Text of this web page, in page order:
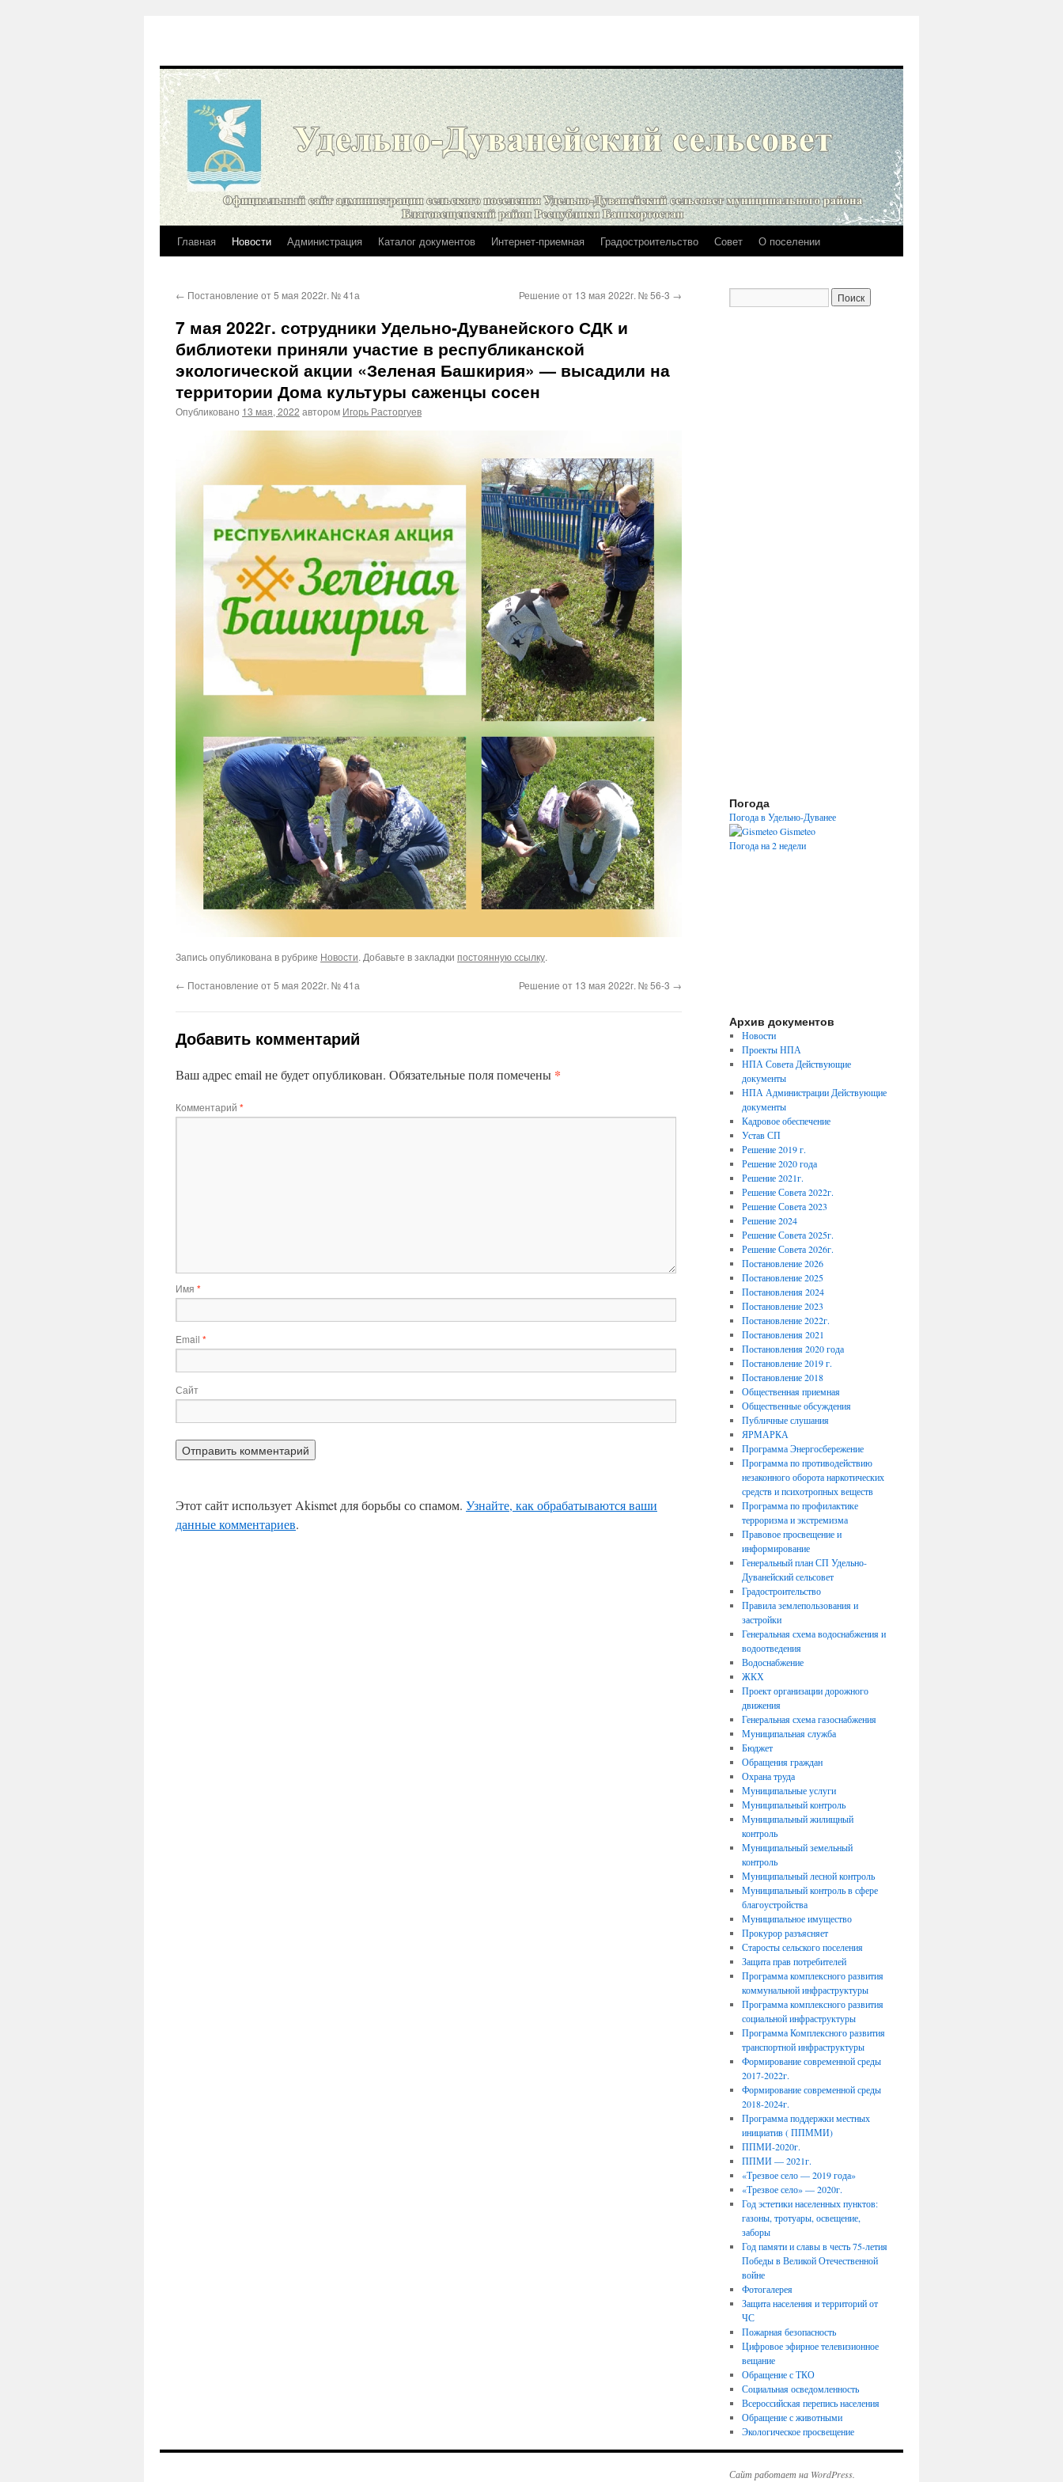
Перейти
содержимому
Главная Новости Администрация Каталог документов Интернет-приемная Градостроительство Совет О поселении
← Постановление от 5 мая 2022г. № 41а Решение от 13 мая 2022г. № 56-3 →
7 мая 2022г. сотрудники Удельно-Дуванейского СДК и
библиотеки приняли участие в республиканской
экологической акции «Зеленая Башкирия» — высадили на
территории Дома культуры саженцы сосен
Опубликовано 13 мая, 2022 автором Игорь Расторгуев
Запись опубликована в рубрике Новости. Добавьте в закладки постоянную ссылку.
← Постановление от 5 мая 2022г. № 41а Решение от 13 мая 2022г. № 56-3 →
Добавить комментарий
Ваш адрес email не будет опубликован. Обязательные поля помечены *
Комментарий *
Имя *
Email *
Сайт
Этот сайт использует Akismet для борьбы со спамом. Узнайте, как обрабатываются ваши
данные комментариев.
Погода
Погода в Удельно-Дуванее
Gismeteo
Погода на 2 недели
Архив документов
Новости
Проекты НПА
НПА Совета Действующие
документы
НПА Администрации Действующие
документы
Кадровое обеспечение
Устав СП
Решение 2019 г.
Решение 2020 года
Решение 2021г.
Решение Совета 2022г.
Решение Совета 2023
Решение 2024
Решение Совета 2025г.
Решение Совета 2026г.
Постановление 2026
Постановление 2025
Постановления 2024
Постановление 2023
Постановление 2022г.
Постановления 2021
Постановления 2020 года
Постановление 2019 г.
Постановление 2018
Общественная приемная
Общественные обсуждения
Публичные слушания
ЯРМАРКА
Программа Энергосбережение
Программа по противодействию
незаконного оборота наркотических
средств и психотропных веществ
Программа по профилактике
терроризма и экстремизма
Правовое просвещение и
информирование
Генеральный план СП Удельно-
Дуванейский сельсовет
Градостроительство
Правила землепользования и
застройки
Генеральная схема водоснабжения и
водоотведения
Водоснабжение
ЖКХ
Проект организации дорожного
движения
Генеральная схема газоснабжения
Муниципальная служба
Бюджет
Обращения граждан
Охрана труда
Муниципальные услуги
Муниципальный контроль
Муниципальный жилищный
контроль
Муниципальный земельный
контроль
Муниципальный лесной контроль
Муниципальный контроль в сфере
благоустройства
Муниципальное имущество
Прокурор разъясняет
Старосты сельского поселения
Защита прав потребителей
Программа комплексного развития
коммунальной инфраструктуры
Программа комплексного развития
социальной инфраструктуры
Программа Комплексного развития
транспортной инфраструктуры
Формирование современной среды
2017-2022г.
Формирование современной среды
2018-2024г.
Программа поддержки местных
инициатив ( ППММИ)
ППМИ-2020г.
ППМИ — 2021г.
«Трезвое село — 2019 года»
«Трезвое село» — 2020г.
Год эстетики населенных пунктов:
газоны, тротуары, освещение,
заборы
Год памяти и славы в честь 75-летия
Победы в Великой Отечественной
войне
Фотогалерея
Защита населения и территорий от
ЧС
Пожарная безопасность
Цифровое эфирное телевизионное
вещание
Обращение с ТКО
Социальная осведомленность
Всероссийская перепись населения
Обращение с животными
Экологическое просвещение
Сайт работает на WordPress.